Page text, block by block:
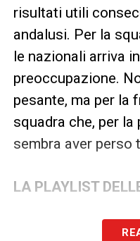
risultati utili
andalusi. Per la
le nazionali arriva
preoccupazione.
pesante, ma per la
squadra che, per
sembra aver perso
LA PLAYLIST